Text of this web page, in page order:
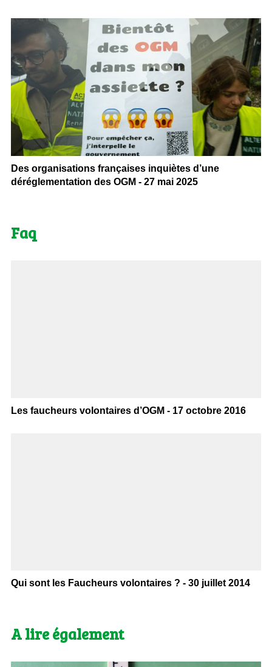
Des organisations françaises inquiètes d’une
déréglementation des OGM - 27 mai 2025
Faq
Les faucheurs volontaires d’OGM - 17 octobre 2016
Qui sont les Faucheurs volontaires ? - 30 juillet 2014
A lire également